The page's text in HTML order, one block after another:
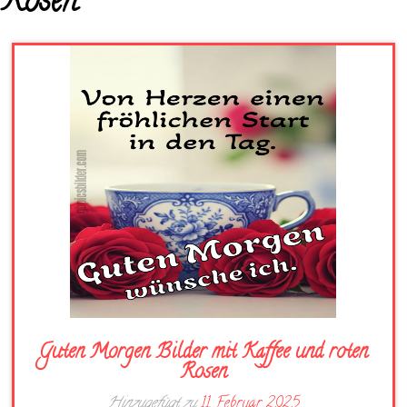
Guten Morgen Bilder mit Kaffee und roten
Rosen